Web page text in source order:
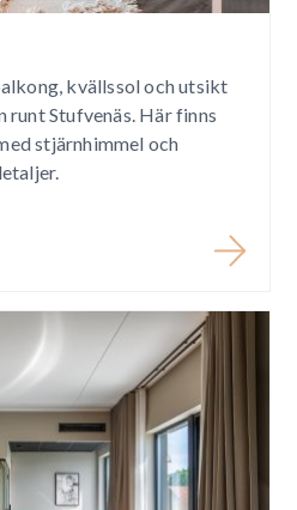
kvällssol och utsikt
runt Stufvenäs. Här finns
stjärnhimmel och